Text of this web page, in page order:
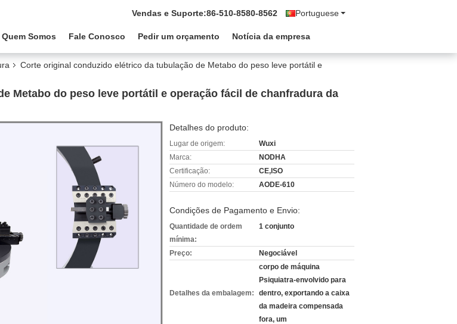
Portuguese
Vendas e Suporte:86-510-8580-8562
Quem Somos Fale Conosco Pedir um orçamento Notícia da empresa
Corte original conduzido elétrico da tubulação de Metabo do peso leve portátil e
Metabo do peso leve portátil e operação fácil de chanfradura da
Detalhes do produto:
Lugar de origem:
Wuxi
Marca:
NODHA
Certificação:
CE,ISO
Número do modelo:
AODE-610
Condições de Pagamento e Envio:
Quantidade de ordem
mínima:
1 conjunto
Preço: Negociável
Detalhes da embalagem:
corpo de máquina
Psiquiatra-envolvido para
dentro, exportando a caixa
da madeira compensada
fora, um